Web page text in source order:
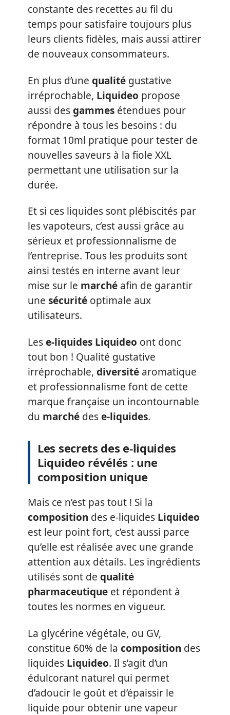
constante des recettes au fil du
temps pour satisfaire toujours plus
leurs clients fidèles, mais aussi attirer
de nouveaux consommateurs.
En plus d’une qualité gustative
irréprochable, Liquideo propose
aussi desgammes étendues pour
répondre à tous les besoins : du
format 10ml pratique pour tester de
nouvelles saveurs à la fiole XXL
permettant une utilisation sur la
durée.
Et si ces liquides sont plébiscités par
les vapoteurs, c’est aussi grâce au
sérieux et professionnalisme de
l’entreprise. Tous les produits sont
ainsi testés en interne avant leur
mise sur le marché afin de garantir
une sécurité optimale aux
utilisateurs.
Lese-liquides Liquideo ont donc
tout bon ! Qualité gustative
irréprochable, diversité aromatique
et professionnalisme font de cette
marque française un incontournable
du marché dese-liquides.
Les secrets des e-liquides
Liquideo révélés : une
composition unique
Mais ce n’est pas tout ! Si la
composition des e-liquides Liquideo
est leur point fort, c’est aussi parce
qu’elle est réalisée avec une grande
attention aux détails. Les ingrédients
utilisés sont de qualité
pharmaceutique et répondent à
toutes les normes en vigueur.
La glycérine végétale, ou GV,
constitue 60% de la composition des
liquides Liquideo. Il s’agit d’un
édulcorant naturel qui permet
d’adoucir le goût et d’épaissir le
liquide pour obtenir une vapeur